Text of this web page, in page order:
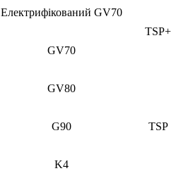
TSP+
Електрифікований GV70
GV70
GV80
G90 TSP
K4